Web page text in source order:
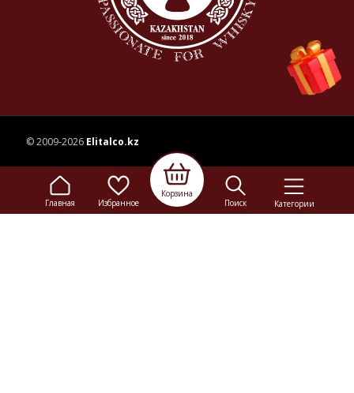
Главная Избранное
Корзина
Поиск
Категории
© 2009-2026 Elitalco.kz
Сайт носит информационный характер и не является
рекламой.
Сделка купли-продажи на основании публичной
оферты